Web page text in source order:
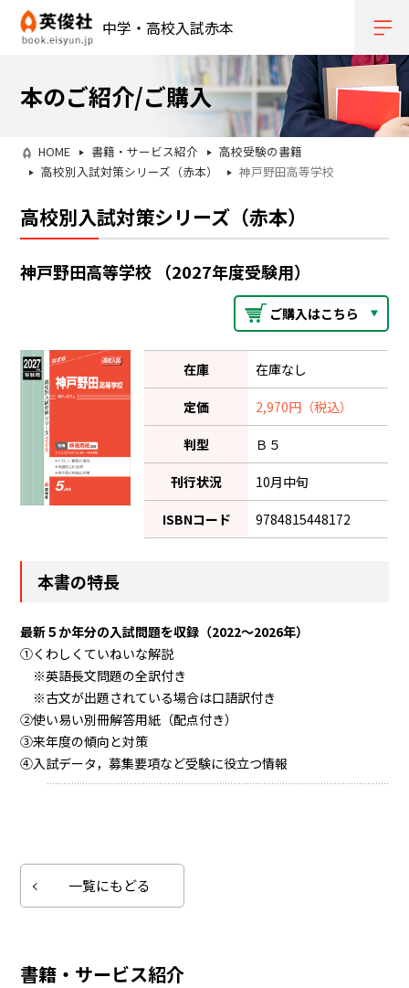
中学・高校入試赤本
本のご紹介/ご購入
HOME 書籍・サービス紹介
高校受験の書籍
高校別入試対策シリーズ（赤本）
神戸野田高等学校
高校別入試対策シリーズ（赤本）
神戸野田高等学校 （2027年度受験用）
ご購入はこちら
在庫 在庫なし
定価 2,970円（税込）
判型 Ｂ５
刊行状況 10月中旬
ISBNコード 9784815448172
本書の特長
最新５か年分の入試問題を収録（2022～2026年）
①くわしくていねいな解説
※英語長文問題の全訳付き
※古文が出題されている場合は口語訳付き
②使い易い別冊解答用紙（配点付き）
③来年度の傾向と対策
④入試データ，募集要項など受験に役立つ情報
一覧にもどる
書籍・サービス紹介